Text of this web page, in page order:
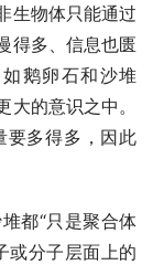
生物体只能通过
得多、信息也匮
鹅卵石和沙堆
的意识之中。
要多得多，因此
都“只是聚合体
或分子层面上的